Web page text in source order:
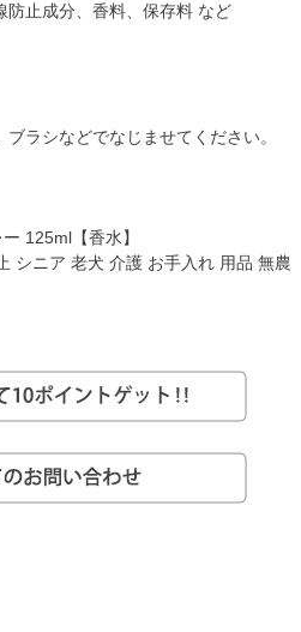
防止成分、香料、保存料 など
ラシなどでなじませてください。
125ml【香水】
シニア 老犬 介護 お手入れ 用品 無農